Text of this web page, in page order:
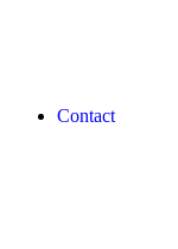
Contact